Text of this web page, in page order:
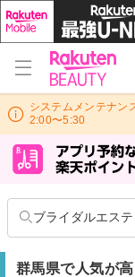
システムメンテナン
2:00〜5:30
ブライダルエス
群馬県で人気が